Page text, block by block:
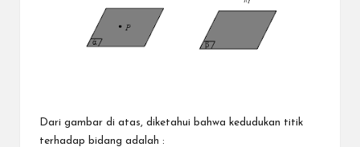
Dari gambar di atas, diketahui bahwa kedudukan titik
terhadap bidang adalah :